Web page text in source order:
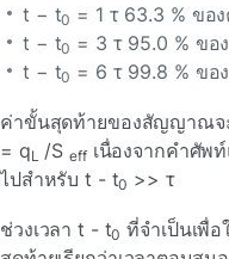
t − t0 = 1 τ 63.3 % ขอ
t − t0 = 3 τ 95.0 % ขอ
t − t0 = 6 τ 99.8 % ขอ
ค่าขั้นสุดท้ายของสัญญาณจ
= qL /Seffเนื่องจากคําศัพ
ไปสําหรับ t - t0 >> τ
ช่วงเวลา t - t0 ที่จําเป็นเพื่